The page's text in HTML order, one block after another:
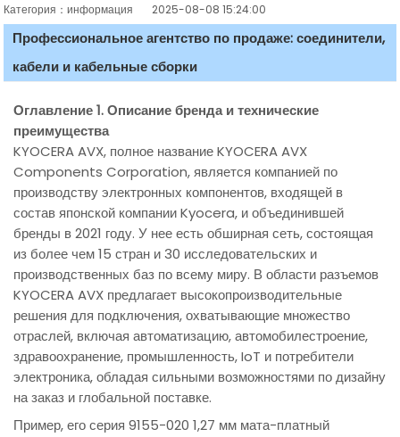
Категория：информация 2025-08-08 15:24:00
Профессиональное агентство по продаже: соединители,
кабели и кабельные сборки
Оглавление 1. Описание бренда и технические
преимущества
KYOCERA AVX, полное название KYOCERA AVX
Components Corporation, является компанией по
производству электронных компонентов, входящей в
состав японской компании Kyocera, и объединившей
бренды в 2021 году. У нее есть обширная сеть, состоящая
из более чем 15 стран и 30 исследовательских и
производственных баз по всему миру. В области разъемов
KYOCERA AVX предлагает высокопроизводительные
решения для подключения, охватывающие множество
отраслей, включая автоматизацию, автомобилестроение,
здравоохранение, промышленность, IoT и потребители
электроника, обладая сильными возможностями по дизайну
на заказ и глобальной поставке.
Пример, его серия 9155-020 1,27 мм мата-платный